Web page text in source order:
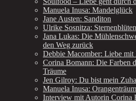
Manuela Inusa: Mandelglück
Jane Austen: Sanditon
Ulrike Sosnitza:
Jana Lukas: Die
den Weg zurück
Debbie Macomber: Liebe
Corina Bomann: Die Farben
Träume
Jen Gilroy: Du bist mein
Manuela Inusa:
Interview mit Autorin Corina